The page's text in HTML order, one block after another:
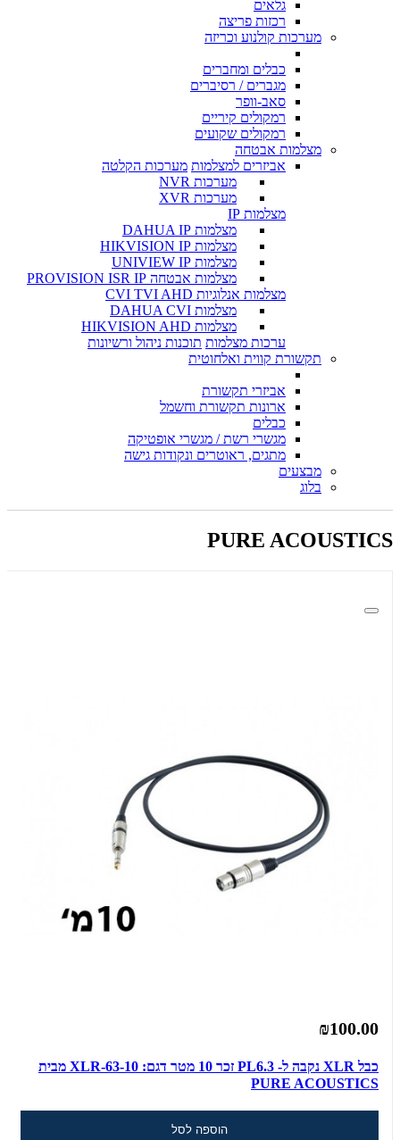
גלאים
רכזות פריצה
מערכות קולנוע וכריזה
כבלים ומחברים
מגברים / רסיברים
סאב-וופר
רמקולים קיריים
רמקולים שקועים
מצלמות אבטחה
אביזרים למצלמות מערכות הקלטה
מערכות NVR
מערכות XVR
מצלמות IP
מצלמות DAHUA IP
מצלמות HIKVISION IP
מצלמות UNIVIEW IP
מצלמות אבטחה PROVISION ISR IP
מצלמות אנלוגיות CVI TVI AHD
מצלמות DAHUA CVI
מצלמות HIKVISION AHD
ערכות מצלמות תוכנות ניהול ורשיונות
תקשורת קווית ואלחוטית
אביזרי תקשורת
ארונות תקשורת וחשמל
כבלים
מגשרי רשת / מגשרי אופטיקה
מתגים, ראוטרים ונקודות גישה
מבצעים
בלוג
PURE ACOUSTICS
₪100.00
כבל XLR נקבה ל- PL6.3 זכר 10 מטר דגם: XLR-63-10 מבית
PURE ACOUSTICS
הוספה לסל